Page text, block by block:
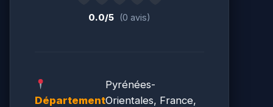
0.0/5 (0 avis)
Département
Pyrénées-
Orientales, France,